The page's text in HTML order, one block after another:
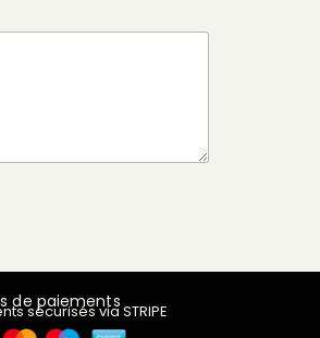
de paiements
sécurisés via STRIPE